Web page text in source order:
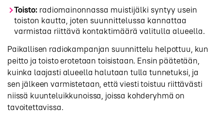
Toisto: radiomainonnassa muistijälki syntyy usein
toiston kautta, joten suunnittelussa kannattaa
varmistaa riittävä kontaktimäärä valitulla alueella.
Paikallisen radiokampanjan suunnittelu helpottuu, kun
peitto ja toisto erotetaan toisistaan. Ensin päätetään,
kuinka laajasti alueella halutaan tulla tunnetuksi, ja
sen jälkeen varmistetaan, että viesti toistuu riittävästi
niissä kuunteluikkunoissa, joissa kohderyhmä on
tavoitettavissa.